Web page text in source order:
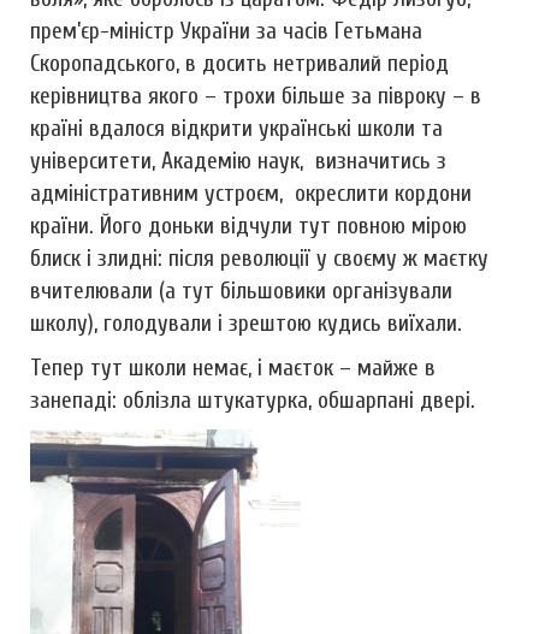
прем’єр-міністр України за часів Гетьмана
Скоропадського, в досить нетривалий період
керівництва якого – трохи більше за півроку – в
країні вдалося відкрити українські школи та
університети, Академію наук, визначитись з
адміністративним устроєм, окреслити кордони
країни. Його доньки відчули тут повною мірою
блиск і злидні: після революції у своєму ж маєтку
вчителювали (а тут більшовики організували
школу), голодували і зрештою кудись виїхали.
Тепер тут школи немає, і маєток – майже в
занепаді: облізла штукатурка, обшарпані двері.